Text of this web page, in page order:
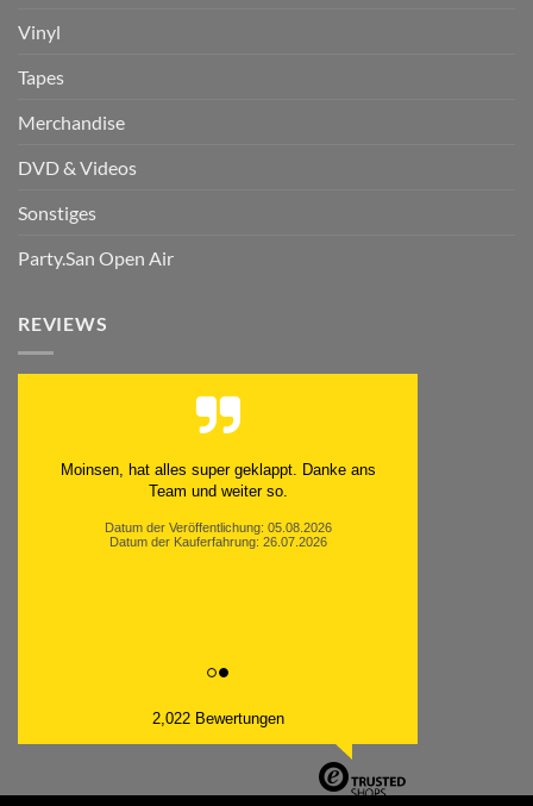
Vinyl
Tapes
Merchandise
DVD & Videos
Sonstiges
Party.San Open Air
REVIEWS
Moinsen, hat alles super geklappt. Danke ans
Team und weiter so.
Datum der Veröffentlichung: 05.08.2026
Datum der Kauferfahrung: 26.07.2026
2,022 Bewertungen